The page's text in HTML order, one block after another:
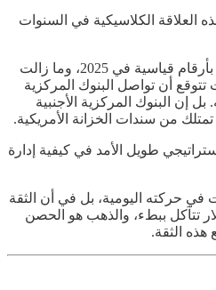
العلاقة الكلاسيكية في السنوات
البنوك المركزية اشترت الذهب بأرقام قياسية في 2025، وما زالت
أن تواصل البنوك المركزية
إن البنوك المركزية الأجنبية
من سندات الخزانة الأمريكية.
طويل الأمد في كيفية إدارة
حركته اليومية، بل في أن الثقة
تتآكل ببطء، والذهب هو الحصن
هذه الثقة.